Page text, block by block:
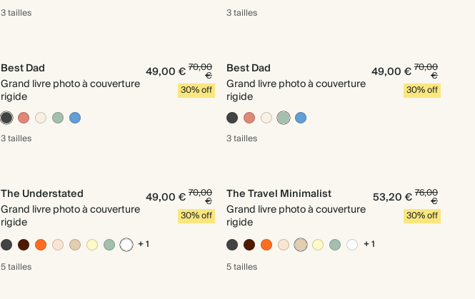
3 tailles 3 tailles
Best Dad
Grand livre photo à couverture
rigide
49,00 €70,00
€
30% off
3 tailles
Best Dad
Grand livre photo à couverture
rigide
49,00 €70,00
€
30% off
3 tailles
The Understated
Grand livre photo à couverture
rigide
49,00 €70,00
€
30% off
+ 1
5 tailles
The Travel Minimalist
Grand livre photo à couverture
rigide
53,20 €76,00
€
30% off
+ 1
5 tailles